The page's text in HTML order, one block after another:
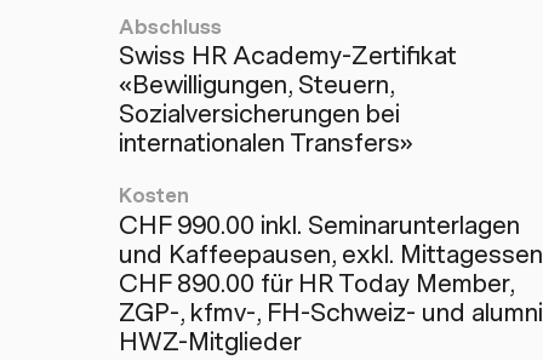
Abschluss
Swiss HR Academy-Zertifikat
«Bewilligungen, Steuern,
Sozialversicherungen bei
internationalen Transfers»
Kosten
CHF 990.00 inkl. Seminarunterlagen
und Kaffeepausen, exkl. Mittagessen
CHF 890.00 für HR Today Member,
ZGP-, kfmv-, FH-Schweiz- und alumni
HWZ-Mitglieder